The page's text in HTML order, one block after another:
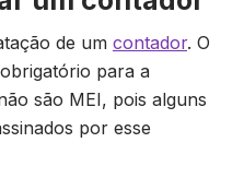
de um contador. O
para a
são MEI, pois alguns
por esse